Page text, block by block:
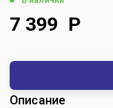
7 399 Р
Описание